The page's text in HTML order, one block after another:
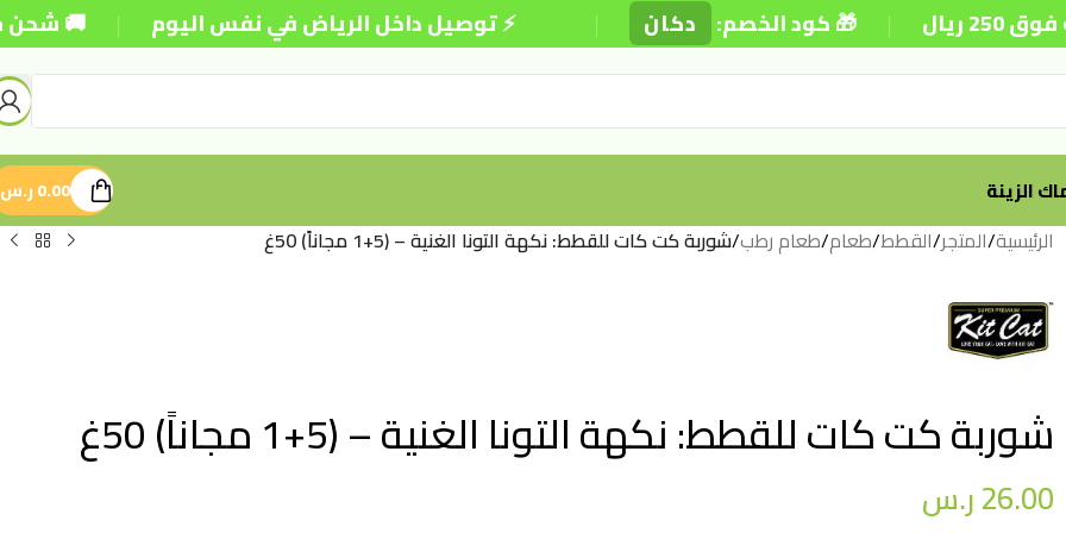
⚡ توصيل داخل الرياض في نفس اليوم | 🚚 شحن مجاني | 🎁 كود الخصم: دكان |
الزينة 0.00ر.س
الرئيسية/المتجر/القطط/طعام/طعام رطب/شوربة كت كات للقطط: نكهة التونا الغنية – (5+1 مجاناً) 50غ
شوربة كت كات للقطط: نكهة التونا الغنية – (5+1 مجاناً) 50غ
26.00ر.س